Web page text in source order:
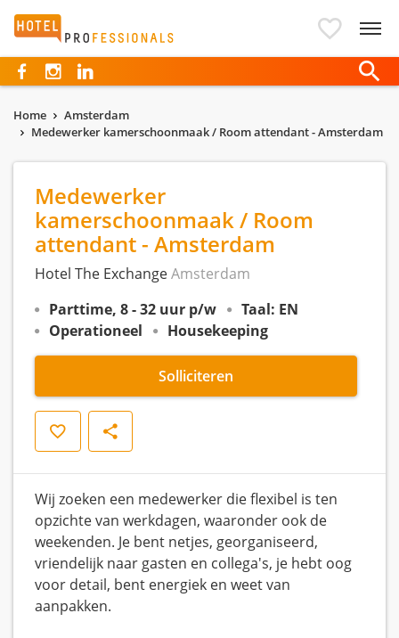
Hotelprofessionals
Home
Amsterdam
Medewerker kamerschoonmaak / Room attendant - Amsterdam
Medewerker
kamerschoonmaak / Room
attendant - Amsterdam
Hotel The ExchangeAmsterdam
Parttime, 8 - 32 uur p/w
Taal: EN
Operationeel
Housekeeping
Solliciteren
Opslaan Delen
Wij zoeken een medewerker die flexibel is ten
opzichte van werkdagen, waaronder ook de
weekenden. Je bent netjes, georganiseerd,
vriendelijk naar gasten en collega's, je hebt oog
voor detail, bent energiek en weet van
aanpakken.